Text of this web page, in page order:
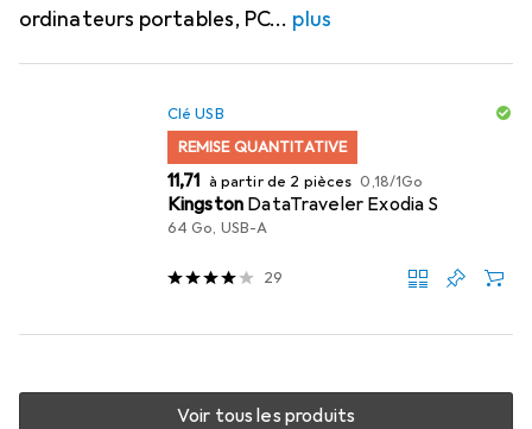
ordinateurs portables, PC
plus
Clé USB
REMISE QUANTITATIVE
EUR
11,71 à partir de 2 pièces EUR
0,18/1Go
Kingston DataTraveler Exodia S
64 Go, USB-A
29
Voir tous les produits